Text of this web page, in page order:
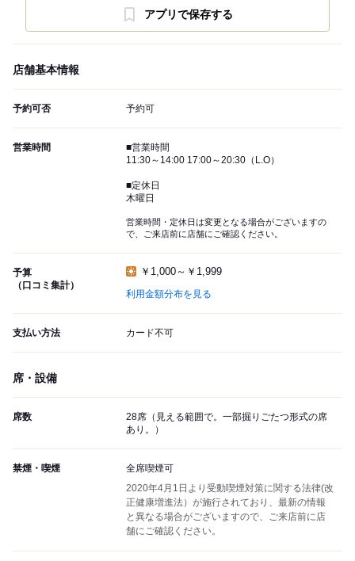
アプリで保存する
店舗基本情報
予約可否 予約可
営業時間
■営業時間
11:30～14:00 17:00～20:30（L.O）
■定休日
木曜日
営業時間・定休日は変更となる場合がございますの
で、ご来店前に店舗にご確認ください。
予算
（口コミ集計）
￥1,000～￥1,999
利用金額分布を見る
支払い方法 カード不可
席・設備
席数
28席（見える範囲で。一部掘りごたつ形式の席
あり。）
禁煙・喫煙
全席喫煙可
2020年4月1日より受動喫煙対策に関する法律(改
正健康増進法）が施行されており、最新の情報
と異なる場合がございますので、ご来店前に店
舗にご確認ください。